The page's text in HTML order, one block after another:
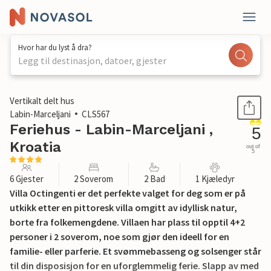
Hvor har du lyst å dra?
Legg til destinasjon, datoer, gjester
1 / 48
Vertikalt delt hus
Labin-Marceljani
CLS567
Feriehus - Labin-Marceljani ,
Kroatia
5
out of
5
6 Gjester 2 Soverom 2 Bad 1 Kjæledyr
Villa Octingenti er det perfekte valget for deg som er på
utkikk etter en pittoresk villa omgitt av idyllisk natur,
borte fra folkemengdene. Villaen har plass til opptil 4+2
personer i 2 soverom, noe som gjør den ideell for en
familie- eller parferie. Et svømmebasseng og solsenger står
til din disposisjon for en uforglemmelig ferie. Slapp av med